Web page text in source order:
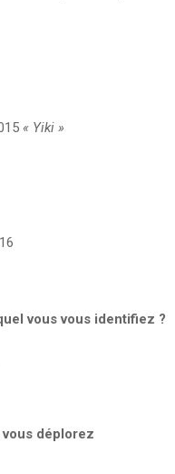
« Yiki »
vous vous identifiez ?
déplorez